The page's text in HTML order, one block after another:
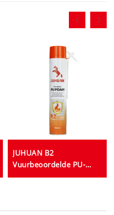
JUHUAN B2
Vuurbeoordelde PU-
skuim Selfblussende